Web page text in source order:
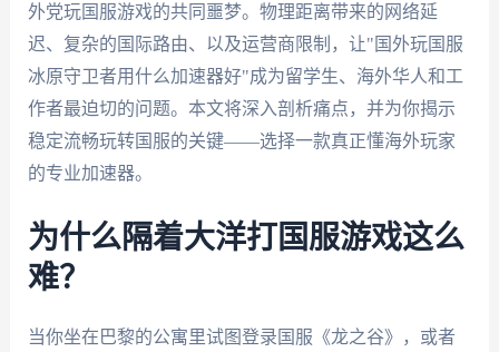
外党玩国服游戏的共同噩梦。物理距离带来的网络延
迟、复杂的国际路由、以及运营商限制，让"国外玩国服
冰原守卫者用什么加速器好"成为留学生、海外华人和工
作者最迫切的问题。本文将深入剖析痛点，并为你揭示
稳定流畅玩转国服的关键——选择一款真正懂海外玩家
的专业加速器。
为什么隔着大洋打国服游戏这么
难？
当你坐在巴黎的公寓里试图登录国服《龙之谷》，或者